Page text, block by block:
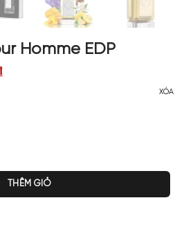
Homme EDP
XÓA
số lượng
THÊM GIỎ